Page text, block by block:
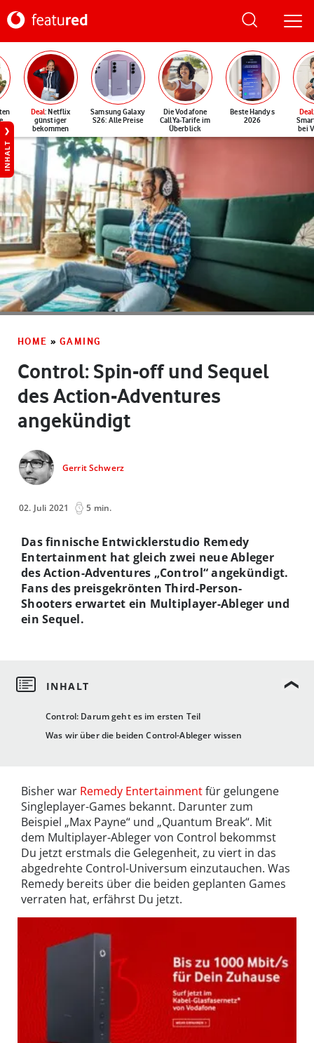
Deal: Netflix
günstiger
bekommen
Samsung Galaxy
S26: Alle Preise
Die Vodafone
CallYa-Tarife im
Überblick
Beste Handys
2026
Deal
bei
INHALT
HOME » GAMING
Control: Spin-off und Sequel
des Action-Adventures
angekündigt
Gerrit Schwerz
02. Juli 2021 5 min.
Control: Darum geht es im ersten Teil
Was wir über die beiden Control-Ableger wissen
Das finnische Entwicklerstudio Remedy
Entertainment hat gleich zwei neue Ableger
des Action-Adventures „Control“ angekündigt.
Fans des preisgekrönten Third-Person-
Shooters erwartet ein Multiplayer-Ableger und
ein Sequel.
Bisher war Remedy Entertainmentfür gelungene
Singleplayer-Games bekannt. Darunter zum
Beispiel „Max Payne“ und „Quantum Break“. Mit
dem Multiplayer-Ableger von Control bekommst
Du jetzt erstmals die Gelegenheit, zu viert in das
abgedrehte Control-Universum einzutauchen. Was
Remedy bereits über die beiden geplanten Games
verraten hat, erfährst Du jetzt.